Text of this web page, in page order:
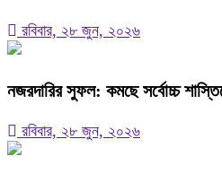
রবিবার, ২৮ জুন, ২০২৬
নজরদারির সুফল: কমছে সর্বোচ্চ
রবিবার, ২৮ জুন, ২০২৬